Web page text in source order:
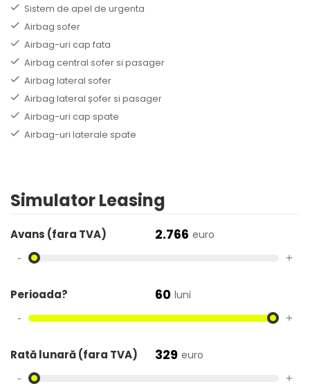
Sistem de apel de urgenta
Airbag sofer
Airbag-uri cap fata
Airbag central sofer si pasager
Airbag lateral sofer
Airbag lateral șofer si pasager
Airbag-uri cap spate
Airbag-uri laterale spate
Simulator Leasing
Avans (fara TVA) 2.766 euro
- +
Perioada? 60 luni
- +
Rată lunară (fara TVA) 329 euro
- +